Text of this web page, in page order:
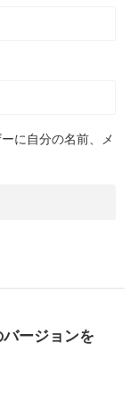
に自分の名前、メ
ージョンを